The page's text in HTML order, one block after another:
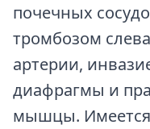
почечных
тромбозом
артерии,
диафрагмы и
мышцы. Имеется